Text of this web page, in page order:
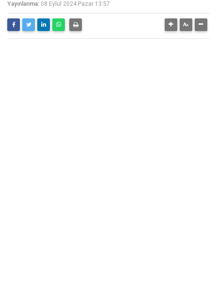
Yayınlanma: 08 Eylül 2024 Pazar 13:57